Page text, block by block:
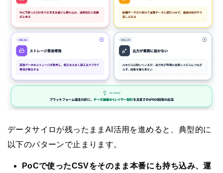
データサイロが残ったままAI活用を進めると、典型的に
以下のパターンで止まります。
PoCで使ったCSVをそのまま本番にも持ち込み、運